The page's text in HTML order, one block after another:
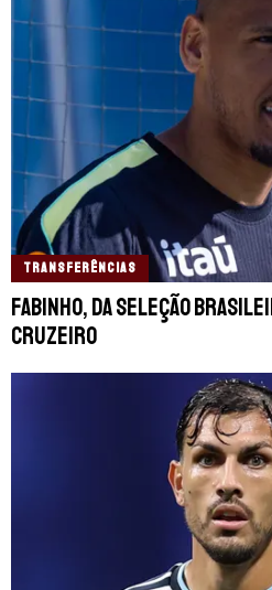
TRANSFERÊNCIAS
Fabinho, da Seleção
Cruzeiro